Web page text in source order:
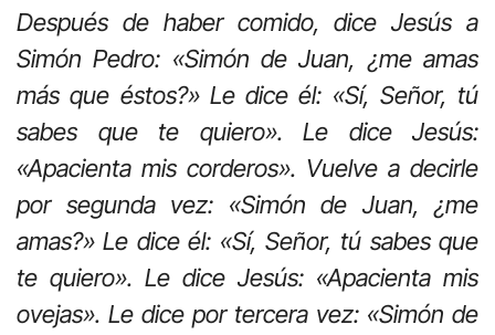
Después de haber comido, dice Jesús a
Simón Pedro: «Simón de Juan, ¿me amas
más que éstos?» Le dice él: «Sí, Señor, tú
sabes que te quiero». Le dice Jesús:
«Apacienta mis corderos». Vuelve a decirle
por segunda vez: «Simón de Juan, ¿me
amas?» Le dice él: «Sí, Señor, tú sabes que
te quiero». Le dice Jesús: «Apacienta mis
ovejas». Le dice por tercera vez: «Simón de